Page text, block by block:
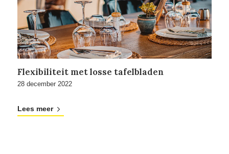
Flexibiliteit met losse tafelbladen
28 december 2022
Lees meer